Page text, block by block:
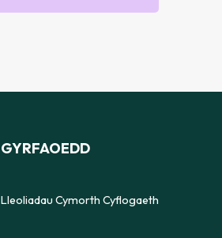
GYRFAOEDD
Lleoliadau Cymorth Cyflogaeth